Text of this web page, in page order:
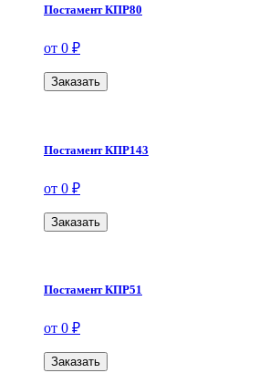
Постамент КПР80
от 0 ₽
Заказать
Постамент КПР143
от 0 ₽
Заказать
Постамент КПР51
от 0 ₽
Заказать